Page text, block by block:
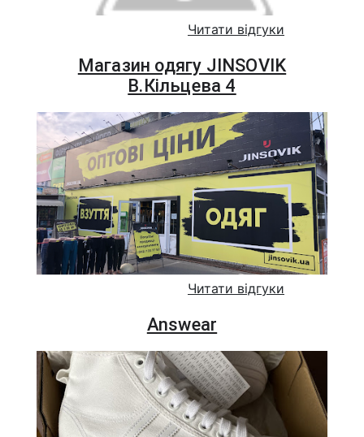
Читати відгуки
Магазин одягу JINSOVIK
В.Кільцева 4
Читати відгуки
Answear